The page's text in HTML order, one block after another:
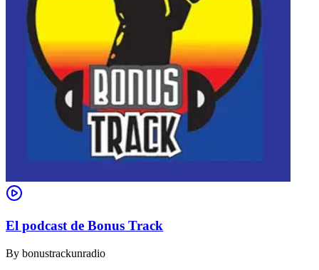
El podcast de Bonus Track
By bonustrackunradio